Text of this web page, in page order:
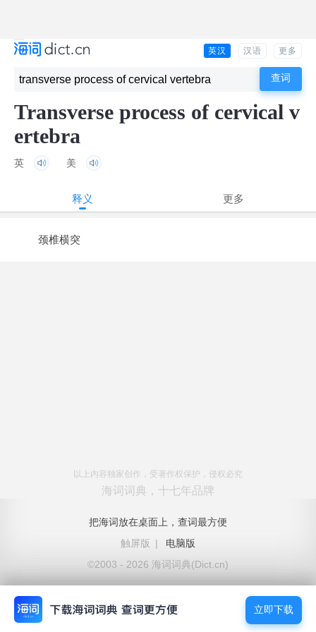
英汉 汉语 更多
Transverse process of cervical v
ertebra
英 美
释义 更多
颈椎横突
以上内容独家创作，受著作权保护，侵权必究
海词词典，十七年品牌
把海词放在桌面上，查词最方便
触屏版
|
电脑版
©2003 - 2026 海词词典(Dict.cn)
立即下载
立即下载